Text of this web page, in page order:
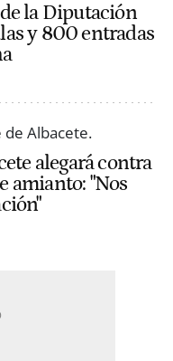
la Diputación
y 800 entradas
alegará contra
amianto: "Nos